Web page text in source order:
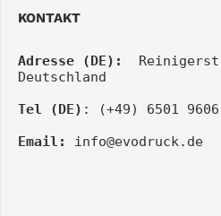
KONTAKT
Adresse (DE):
Deutschland
Tel (DE) : (+49) 6501
Email:
info@evodruck.de